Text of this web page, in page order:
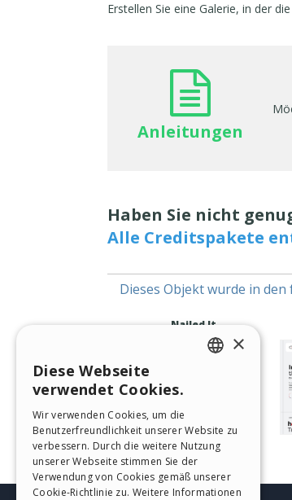
Erstellen Sie eine Galerie, in der
Anleitungen
Haben Sie nicht
Alle Creditspakete
Dieses Objekt wurde in
Nailed It
GERMAN
SPANISH
PORTUGUESE
×
Diese Webseite
verwendet Cookies.
Wir verwenden Cookies, um die
Benutzerfreundlichkeit unserer Website zu
verbessern. Durch die weitere Nutzung
unserer Webseite stimmen Sie der
Verwendung von Cookies gemäß unserer
Cookie-Richtlinie zu. Weitere Informationen